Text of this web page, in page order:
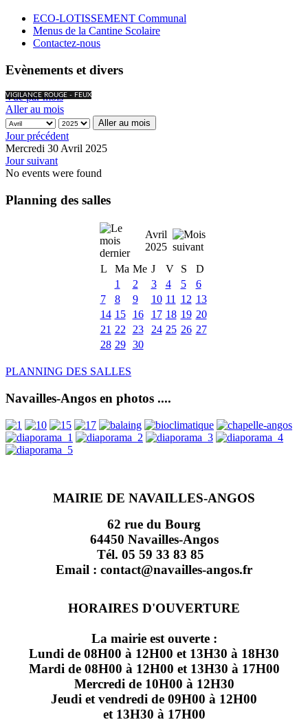
ECO-LOTISSEMENT Communal
Menus de la Cantine Scolaire
Contactez-nous
Evènements et divers
VIGILANCE ROUGE - FEUX
Vue par mois
Aller au mois
Aller au mois
Jour précédent
Mercredi 30 Avril 2025
Jour suivant
No events were found
Planning des salles
Avril
2025
L
Ma Me J V S
D
1
2 3 4 5
6
7
8 9 10 11 12 13
14 15 16 17 18 19 20
21 22 23 24 25 26 27
28 29 30
PLANNING DES SALLES
Navailles-Angos en photos ....
MAIRIE DE NAVAILLES-ANGOS
62 rue du Bourg
64450 Navailles-Angos
Tél. 05 59 33 83 85
Email : contact@navailles-angos.fr
HORAIRES D'OUVERTURE
La mairie est ouverte :
Lundi de 08H00 à 12H00 et 13H30 à 18H30
Mardi de 08H00 à 12H00 et 13H30 à 17H00
Mercredi de 10H00 à 12H30
Jeudi et vendredi de 09H00 à 12H00
et 13H30 à 17H00